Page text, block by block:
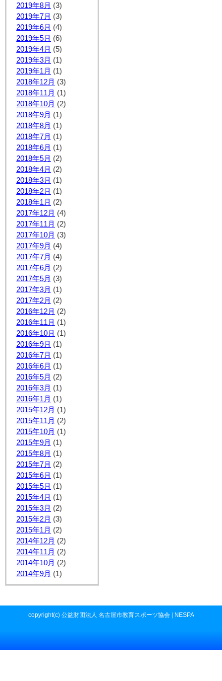
2019年8月 (3)
2019年7月 (3)
2019年6月 (4)
2019年5月 (6)
2019年4月 (5)
2019年3月 (1)
2019年1月 (1)
2018年12月 (3)
2018年11月 (1)
2018年10月 (2)
2018年9月 (1)
2018年8月 (1)
2018年7月 (1)
2018年6月 (1)
2018年5月 (2)
2018年4月 (2)
2018年3月 (1)
2018年2月 (1)
2018年1月 (2)
2017年12月 (4)
2017年11月 (2)
2017年10月 (3)
2017年9月 (4)
2017年7月 (4)
2017年6月 (2)
2017年5月 (3)
2017年3月 (1)
2017年2月 (2)
2016年12月 (2)
2016年11月 (1)
2016年10月 (1)
2016年9月 (1)
2016年7月 (1)
2016年6月 (1)
2016年5月 (2)
2016年3月 (1)
2016年1月 (1)
2015年12月 (1)
2015年11月 (2)
2015年10月 (1)
2015年9月 (1)
2015年8月 (1)
2015年7月 (2)
2015年6月 (1)
2015年5月 (1)
2015年4月 (1)
2015年3月 (2)
2015年2月 (3)
2015年1月 (2)
2014年12月 (2)
2014年11月 (2)
2014年10月 (2)
2014年9月 (1)
copyright(c) 公益財団法人 名古屋市教育スポーツ協会 | NESPA